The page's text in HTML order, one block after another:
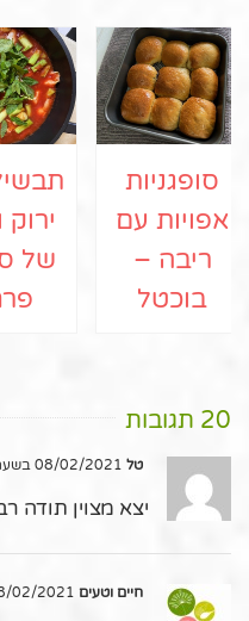
ירוק
של
סופגניות
אפויות עם
ריבה –
בוכטל
20 תגובות
טל
יצא מצוין תודה
חיים וטעים